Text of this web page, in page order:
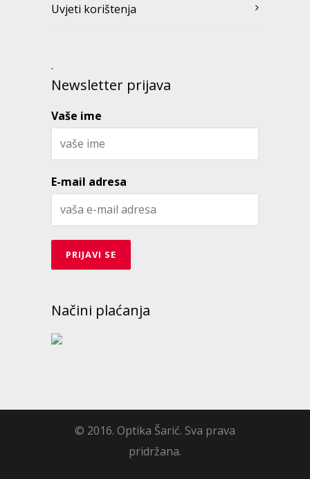
Uvjeti korištenja
.
Newsletter prijava
Vaše ime
E-mail adresa
Načini plaćanja
© 2016. Optika Šarić. Sva prava
pridržana.